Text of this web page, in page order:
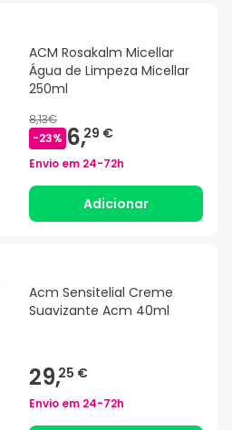
ACM Rosakalm Micellar
Água de Limpeza Micellar
250ml
8,13€
-23% 6,29 €
Envio em 24-72h
Adicionar
Acm Sensitelial Creme
Suavizante Acm 40ml
29,25 €
Envio em 24-72h